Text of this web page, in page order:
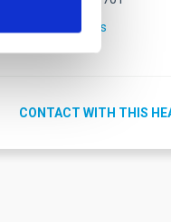
calp@iac.es
CONTACT WITH THIS